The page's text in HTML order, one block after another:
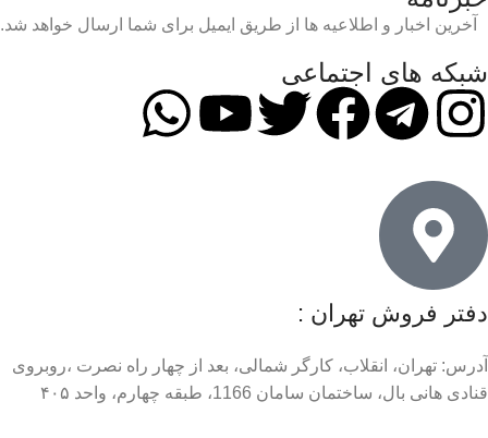
آخرین اخبار و اطلاعیه ها از طریق ایمیل برای شما ارسال خواهد شد.
شبکه های اجتماعی
دفتر فروش تهران :
آدرس: تهران، انقلاب، کارگر شمالی، بعد از چهار راه نصرت ،روبروی
قنادی هانی بال، ساختمان سامان 1166، طبقه چهارم، واحد ۴۰۵